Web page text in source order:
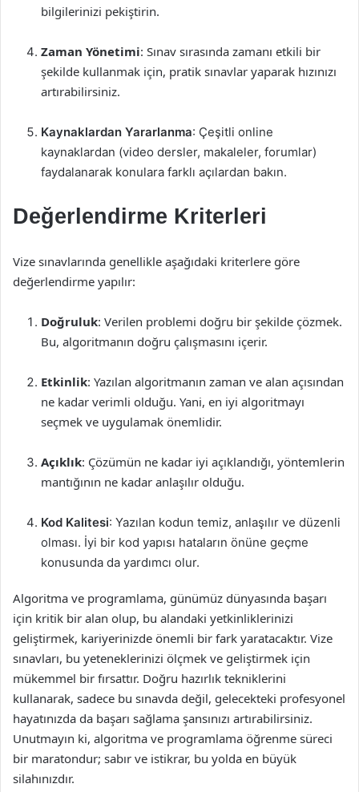
bilgilerinizi pekiştirin.
Zaman Yönetimi: Sınav sırasında zamanı etkili bir
şekilde kullanmak için, pratik sınavlar yaparak hızınızı
artırabilirsiniz.
Kaynaklardan Yararlanma: Çeşitli online
kaynaklardan (video dersler, makaleler, forumlar)
faydalanarak konulara farklı açılardan bakın.
Değerlendirme Kriterleri
Vize sınavlarında genellikle aşağıdaki kriterlere göre
değerlendirme yapılır:
Doğruluk: Verilen problemi doğru bir şekilde çözmek.
Bu, algoritmanın doğru çalışmasını içerir.
Etkinlik: Yazılan algoritmanın zaman ve alan açısından
ne kadar verimli olduğu. Yani, en iyi algoritmayı
seçmek ve uygulamak önemlidir.
Açıklık: Çözümün ne kadar iyi açıklandığı, yöntemlerin
mantığının ne kadar anlaşılır olduğu.
Kod Kalitesi: Yazılan kodun temiz, anlaşılır ve düzenli
olması. İyi bir kod yapısı hataların önüne geçme
konusunda da yardımcı olur.
Algoritma ve programlama, günümüz dünyasında başarı
için kritik bir alan olup, bu alandaki yetkinliklerinizi
geliştirmek, kariyerinizde önemli bir fark yaratacaktır. Vize
sınavları, bu yeteneklerinizi ölçmek ve geliştirmek için
mükemmel bir fırsattır. Doğru hazırlık tekniklerini
kullanarak, sadece bu sınavda değil, gelecekteki profesyonel
hayatınızda da başarı sağlama şansınızı artırabilirsiniz.
Unutmayın ki, algoritma ve programlama öğrenme süreci
bir maratondur; sabır ve istikrar, bu yolda en büyük
silahınızdır.